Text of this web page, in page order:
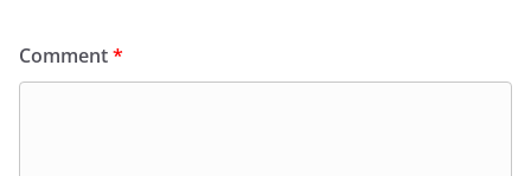
Comment*